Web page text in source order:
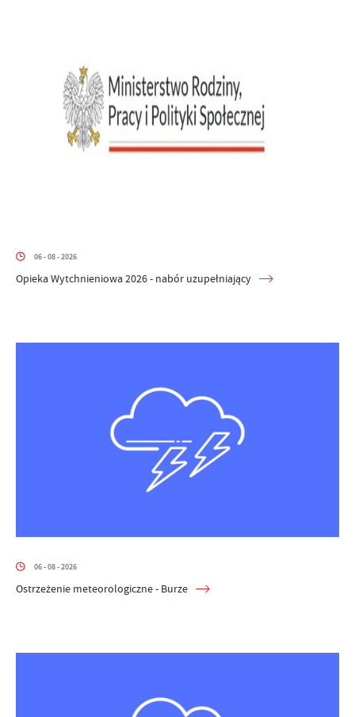
06 - 08 - 2026
Opieka Wytchnieniowa 2026 - nabór uzupełniający
06 - 08 - 2026
Ostrzeżenie meteorologiczne - Burze